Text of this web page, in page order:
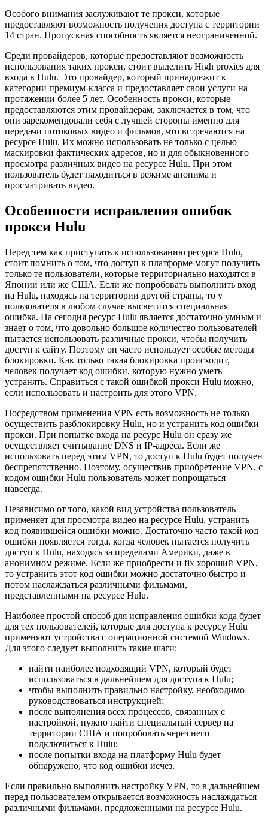
Особого внимания заслуживают те прокси, которые
предоставляют возможность получения доступа с территории
14 стран. Пропускная способность является неограниченной.
Среди провайдеров, которые предоставляют возможность
использования таких прокси, стоит выделить High proxies для
входа в Hulu. Это провайдер, который принадлежит к
категории премиум-класса и предоставляет свои услуги на
протяжении более 5 лет. Особенность прокси, которые
предоставляются этим провайдерам, заключается в том, что
они зарекомендовали себя с лучшей стороны именно для
передачи потоковых видео и фильмов, что встречаются на
ресурсе Hulu. Их можно использовать не только с целью
маскировки фактических адресов, но и для обыкновенного
просмотра различных видео на ресурсе Hulu. При этом
пользователь будет находиться в режиме анонима и
просматривать видео.
Особенности исправления ошибок
прокси Hulu
Перед тем как приступать к использованию ресурса Hulu,
стоит помнить о том, что доступ к платформе могут получить
только те пользователи, которые территориально находятся в
Японии или же США. Если же попробовать выполнить вход
на Hulu, находясь на территории другой страны, то у
пользователя в любом случае высветится специальная
ошибка. На сегодня ресурс Hulu является достаточно умным и
знает о том, что довольно большое количество пользователей
пытается использовать различные прокси, чтобы получить
доступ к сайту. Поэтому он часто использует особые методы
блокировки. Как только такая блокировка происходит,
человек получает код ошибки, которую нужно уметь
устранять. Справиться с такой ошибкой прокси Hulu можно,
если использовать и настроить для этого VPN.
Посредством применения VPN есть возможность не только
осуществить разблокировку Hulu, но и устранить код ошибки
прокси. При попытке входа на ресурс Hulu он сразу же
осуществляет считывание DNS и IP-адреса. Если же
использовать перед этим VPN, то доступ к Hulu будет получен
беспрепятственно. Поэтому, осуществив приобретение VPN, с
кодом ошибки Hulu пользователь может попрощаться
навсегда.
Независимо от того, какой вид устройства пользователь
применяет для просмотра видео на ресурсе Hulu, устранить
код появившейся ошибки можно. Достаточно часто такой код
ошибки появляется тогда, когда человек пытается получить
доступ к Hulu, находясь за пределами Америки, даже в
анонимном режиме. Если же приобрести и fix хороший VPN,
то устранить этот код ошибки можно достаточно быстро и
потом наслаждаться различными фильмами,
представленными на ресурсе Hulu.
Наиболее простой способ для исправления ошибки кода будет
для тех пользователей, которые для доступа к ресурсу Hulu
применяют устройства с операционной системой Windows.
Для этого следует выполнить такие шаги:
найти наиболее подходящий VPN, который будет
использоваться в дальнейшем для доступа к Hulu;
чтобы выполнить правильно настройку, необходимо
руководствоваться инструкцией;
после выполнения всех процессов, связанных с
настройкой, нужно найти специальный сервер на
территории США и попробовать через него
подключиться к Hulu;
после попытки входа на платформу Hulu будет
обнаружено, что код ошибки исчез.
Если правильно выполнить настройку VPN, то в дальнейшем
перед пользователем открывается возможность наслаждаться
различными фильмами, предложенными на ресурсе Hulu.